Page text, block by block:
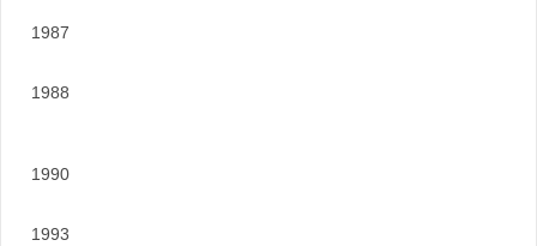
1987
1988
1990
1993